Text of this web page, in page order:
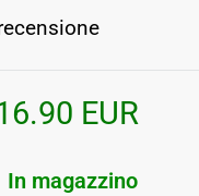
EUR
In magazzino